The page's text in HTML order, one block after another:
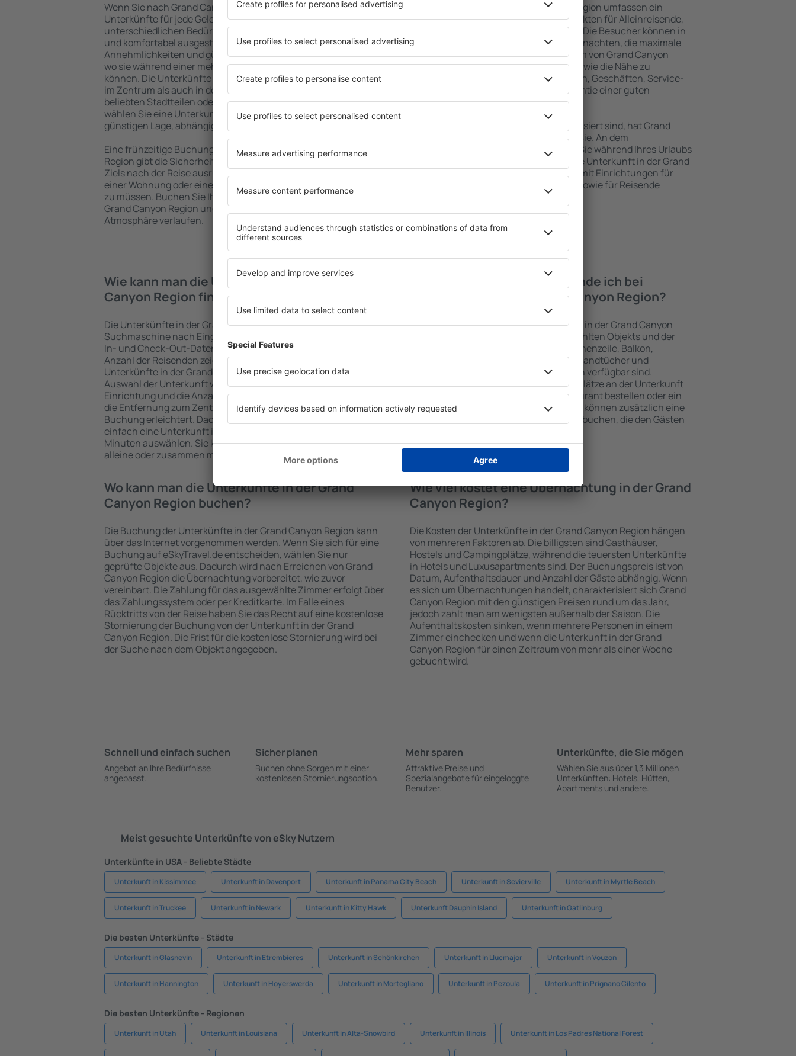
Wenn Sie nach Grand Canyon Region reisen, finden Sie
Unterkünfte für jede Geldtasche, die für Touristen mit
unterschiedlichen Bedürfnissen abgestimmt sind. Geräumige
und komfortabel ausgestattete Einrichtungen mit vielen
Annehmlichkeiten und günstige Hostels erwarten die Besucher,
wo sie während einer mehrtägigen Städtereise übernachten
können. Die Unterkünfte in der Grand Canyon Region sind sowohl
im Zentrum als auch in der Nähe des Flughafens und in weniger
beliebten Stadtteilen oder Regionen verfügbar. Dank dessen
wählen Sie eine Unterkunft in der Grand Canyon Region in einer
günstigen Lage, abhängig von Ihren weiteren Vorhaben.
Eine frühzeitige Buchung der Unterkunft in der Grand Canyon
Region gibt die Sicherheit, dass Sie sich nach dem Erreichen des
Ziels nach der Reise ausruhen können, ohne nach einem Hotel,
einer Wohnung oder einem anderen Objekt für Reisende suchen
zu müssen. Buchen Sie Ihre Unterkunft vor dem Besuch von
Grand Canyon Region und Ihre Reise wird in einer angenehmeren
Atmosphäre verlaufen.
Die Unterkünfte in der Grand Canyon Region umfassen ein
umfangreiches Angebot von vielen Objekten für Alleinreisende,
Paare, Familien, Senioren und Gruppen. Die Besucher können in
Apartments, Hotels und Pensionen übernachten, die maximale
Privatsphäre bieten und sich im Zentrum von Grand Canyon
Region befinden. Die Annehmlichkeiten wie die Nähe zu
Mietwagen, öffentlichen Verkehrsmitteln, Geschäften, Service-
und Freizeiteinrichtungen sind die Garantie einer guten
Erholung.
Wenn Sie an Luxusunterkünften interessiert sind, hat Grand
Canyon Region ein breites Angebot für Sie. An dem
ausgewählten Ort finden Sie alles, was Sie während Ihres Urlaubs
oder Ihrer Geschäftsreise benötigen. Die Unterkunft in der Grand
Canyon Region buchen Sie in Objekten mit Einrichtungen für
Behinderte, Säuglinge und Kleinkinder sowie für Reisende
Wie kann man die Unterkünfte in der Grand
Canyon Region finden?
Die Unterkünfte in der Grand Canyon Region werden von der
Suchmaschine nach Eingabe der Fahrtrichtung und der Check-
In- und Check-Out-Daten schnell gefunden. Nach Auswahl der
Anzahl der Reisenden zeigt die Suchmaschine an, welche
Unterkünfte in der Grand Canyon Region verfügbar sind. Die
Auswahl der Unterkunft wird durch Filter für die Art der
Einrichtung und die Anzahl der Sterne, die Gästebewertungen,
die Entfernung zum Zentrum und die kostenlose Stornierung der
Buchung erleichtert. Dadurch können Sie problemlos ganz
einfach eine Unterkunft in der Grand Canyon Region in wenigen
Minuten auswählen. Sie können je nach Bedarf eine Unterkunft
alleine oder zusammen mit dem Flug buchen.
Welche Annehmlichkeiten finde ich bei
Unterkünften in der Grand Canyon Region?
Die Annehmlichkeiten bei Unterkünften in der Grand Canyon
Region hängen von der Art des ausgewählten Objekts und der
Anzahl der Sterne ab. Gäste nutzen Küchenzeile, Balkon,
Klimaanlage, Tee- und Kaffeezubehör, Handtücher und
Internetzugang, die in den Unterkünften verfügbar sind.
Besucher können die kostenlosen Parkplätze an der Unterkunft
benutzen, eine Mahlzeit in einem Restaurant bestellen oder ein
Hotel mit Swimmingpool auswählen. Sie können zusätzlich eine
Unterkunft in der Grand Canyon Region buchen, die den Gästen
Wo kann man die Unterkünfte in der Grand
Canyon Region buchen?
Die Buchung der Unterkünfte in der Grand Canyon Region kann
über das Internet vorgenommen werden. Wenn Sie sich für eine
Buchung auf eSkyTravel.de entscheiden, wählen Sie nur
geprüfte Objekte aus. Dadurch wird nach Erreichen von Grand
Canyon Region die Übernachtung vorbereitet, wie zuvor
vereinbart. Die Zahlung für das ausgewählte Zimmer erfolgt über
das Zahlungssystem oder per Kreditkarte. Im Falle eines
Rücktritts von der Reise haben Sie das Recht auf eine kostenlose
Stornierung der Buchung von der Unterkunft in der Grand
Canyon Region. Die Frist für die kostenlose Stornierung wird bei
der Suche nach dem Objekt angegeben.
Wie viel kostet eine Übernachtung in der Grand
Canyon Region?
Die Kosten der Unterkünfte in der Grand Canyon Region hängen
von mehreren Faktoren ab. Die billigsten sind Gasthäuser,
Hostels und Campingplätze, während die teuersten Unterkünfte
in Hotels und Luxusapartments sind. Der Buchungspreis ist von
Datum, Aufenthaltsdauer und Anzahl der Gäste abhängig. Wenn
es sich um Übernachtungen handelt, charakterisiert sich Grand
Canyon Region mit den günstigen Preisen rund um das Jahr,
jedoch zahlt man am wenigsten außerhalb der Saison. Die
Aufenthaltskosten sinken, wenn mehrere Personen in einem
Zimmer einchecken und wenn die Unterkunft in der Grand
Canyon Region für einen Zeitraum von mehr als einer Woche
gebucht wird.
Schnell und einfach suchen
Angebot an Ihre Bedürfnisse
angepasst.
Sicher planen
Buchen ohne Sorgen mit einer
kostenlosen Stornierungsoption.
Mehr sparen
Attraktive Preise und
Spezialangebote für eingeloggte
Benutzer.
Unterkünfte, die Sie mögen
Wählen Sie aus über 1,3 Millionen
Unterkünften: Hotels, Hütten,
Apartments und andere.
Meist gesuchte Unterkünfte von eSky Nutzern
Unterkünfte in USA - Beliebte Städte
Unterkunft in Kissimmee Unterkunft in Davenport Unterkunft in Panama City Beach Unterkunft in Sevierville Unterkunft in Myrtle Beach
Unterkunft in Truckee Unterkunft in Newark Unterkunft in Kitty Hawk Unterkunft Dauphin Island Unterkunft in Gatlinburg
Die besten Unterkünfte - Städte
Unterkunft in Glasnevin Unterkunft in Etrembieres Unterkunft in Schönkirchen Unterkunft in Llucmajor Unterkunft in Vouzon
Unterkunft in Hannington Unterkunft in Hoyerswerda Unterkunft in Mortegliano Unterkunft in Pezoula Unterkunft in Prignano Cilento
Die besten Unterkünfte - Regionen
Unterkunft in Utah Unterkunft in Louisiana Unterkunft in Alta-Snowbird Unterkunft in Illinois Unterkunft in Los Padres National Forest